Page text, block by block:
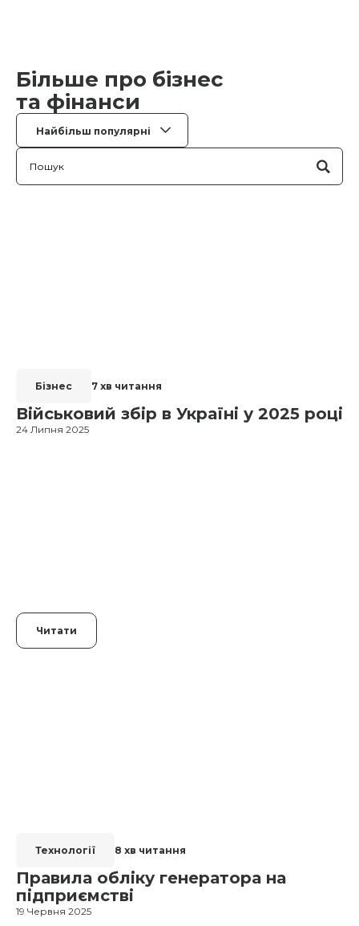
Більше про бізнес
та фінанси
Найбільш популярні
Бізнес 7 хв читання
Військовий збір в Україні у 2025 році
24 Липня 2025
Технології 8 хв читання
Правила обліку генератора на
підприємстві